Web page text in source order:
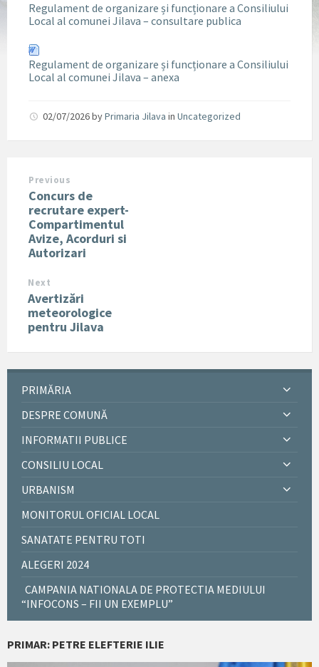
Regulament de organizare și funcționare a Consiliului
Local al comunei Jilava – consultare publica
Regulament de organizare și funcționare a Consiliului
Local al comunei Jilava – anexa
02/07/2026byPrimaria Jilava in Uncategorized
Previous
Concurs de
recrutare expert-
Compartimentul
Avize, Acorduri si
Autorizari
Next
Avertizări
meteorologice
pentru Jilava
PRIMĂRIA
DESPRE COMUNĂ
INFORMATII PUBLICE
CONSILIU LOCAL
URBANISM
MONITORUL OFICIAL LOCAL
SANATATE PENTRU TOTI
ALEGERI 2024
CAMPANIA NATIONALA DE PROTECTIA MEDIULUI
“INFOCONS – FII UN EXEMPLU”
PRIMAR: PETRE ELEFTERIE ILIE